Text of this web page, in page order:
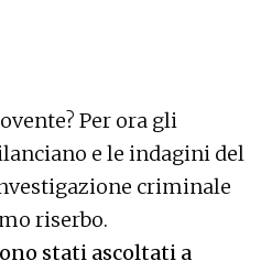
Per ora gli
e le indagini del
criminale
riserbo.
stati ascoltati a